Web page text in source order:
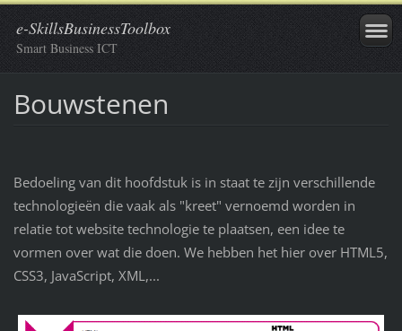
e-SkillsBusinessToolbox
Smart Business ICT
Bouwstenen
Bedoeling van dit hoofdstuk is in staat te zijn verschillende
technologieën die vaak als "kreet" vernoemd worden in
relatie tot website technologie te plaatsen, een idee te
vormen over wat die doen. We hebben het hier over HTML5,
CSS3, JavaScript, XML,...